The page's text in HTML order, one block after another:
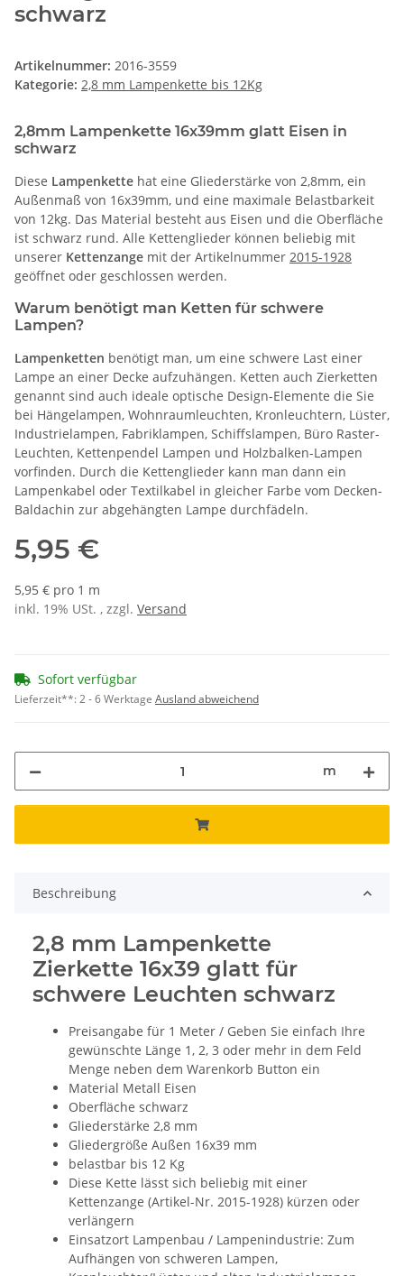
schwarz
Artikelnummer: 2016-3559
Kategorie: 2,8 mm Lampenkette bis 12Kg
2,8mm Lampenkette 16x39mm glatt Eisen in
schwarz
Diese Lampenkette hat eine Gliederstärke von 2,8mm, ein
Außenmaß von 16x39mm, und eine maximale Belastbarkeit
von 12kg. Das Material besteht aus Eisen und die Oberfläche
ist schwarz rund. Alle Kettenglieder können beliebig mit
unserer Kettenzange mit der Artikelnummer 2015-1928
geöffnet oder geschlossen werden.
Warum benötigt man Ketten für schwere
Lampen?
Lampenketten benötigt man, um eine schwere Last einer
Lampe an einer Decke aufzuhängen. Ketten auch Zierketten
genannt sind auch ideale optische Design-Elemente die Sie
bei Hängelampen, Wohnraumleuchten, Kronleuchtern, Lüster,
Industrielampen, Fabriklampen, Schiffslampen, Büro Raster-
Leuchten, Kettenpendel Lampen und Holzbalken-Lampen
vorfinden. Durch die Kettenglieder kann man dann ein
Lampenkabel oder Textilkabel in gleicher Farbe vom Decken-
Baldachin zur abgehängten Lampe durchfädeln.
5,95 €
5,95 € pro 1 m
inkl. 19% USt. , zzgl. Versand
Sofort verfügbar
Lieferzeit**:2 - 6 Werktage Ausland abweichend
m
Beschreibung
2,8 mm Lampenkette
Zierkette 16x39 glatt für
schwere Leuchten schwarz
Preisangabe für 1 Meter / Geben Sie einfach Ihre
gewünschte Länge 1, 2, 3 oder mehr in dem Feld
Menge neben dem Warenkorb Button ein
Material Metall Eisen
Oberfläche schwarz
Gliederstärke 2,8 mm
Gliedergröße Außen 16x39 mm
belastbar bis 12 Kg
Diese Kette lässt sich beliebig mit einer
Kettenzange (Artikel-Nr. 2015-1928) kürzen oder
verlängern
Einsatzort Lampenbau / Lampenindustrie: Zum
Aufhängen von schweren Lampen,